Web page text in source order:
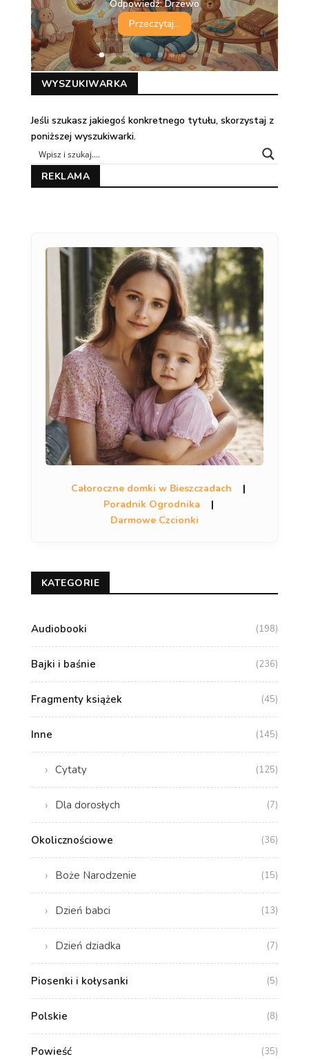
Odpowiedź: Drzewo
Przeczytaj...
WYSZUKIWARKA
Jeśli szukasz jakiegoś konkretnego tytułu, skorzystaj z
poniższej wyszukiwarki.
REKLAMA
Całoroczne domki w Bieszczadach
|
Poradnik Ogrodnika
|
Darmowe Czcionki
KATEGORIE
Audiobooki (198)
Bajki i baśnie (236)
Fragmenty książek (45)
Inne (145)
Cytaty (125)
Dla dorosłych (7)
Okolicznościowe (36)
Boże Narodzenie (15)
Dzień babci (13)
Dzień dziadka (7)
Piosenki i kołysanki (5)
Polskie (8)
Powieść (35)